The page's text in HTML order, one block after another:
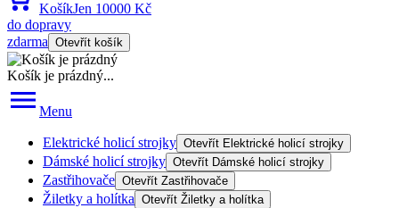
KošíkJen 10000 Kč
do dopravy
zdarma Otevřít košík
Košík je prázdný...
Menu
Elektrické holicí strojky Otevřít Elektrické holicí strojky
Dámské holicí strojky Otevřít Dámské holicí strojky
Zastřihovače Otevřít Zastřihovače
Žiletky a holítka Otevřít Žiletky a holítka